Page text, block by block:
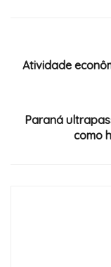
Atividade
Paraná
como